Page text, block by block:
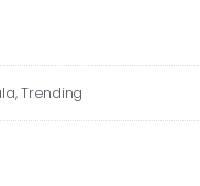
,Trending